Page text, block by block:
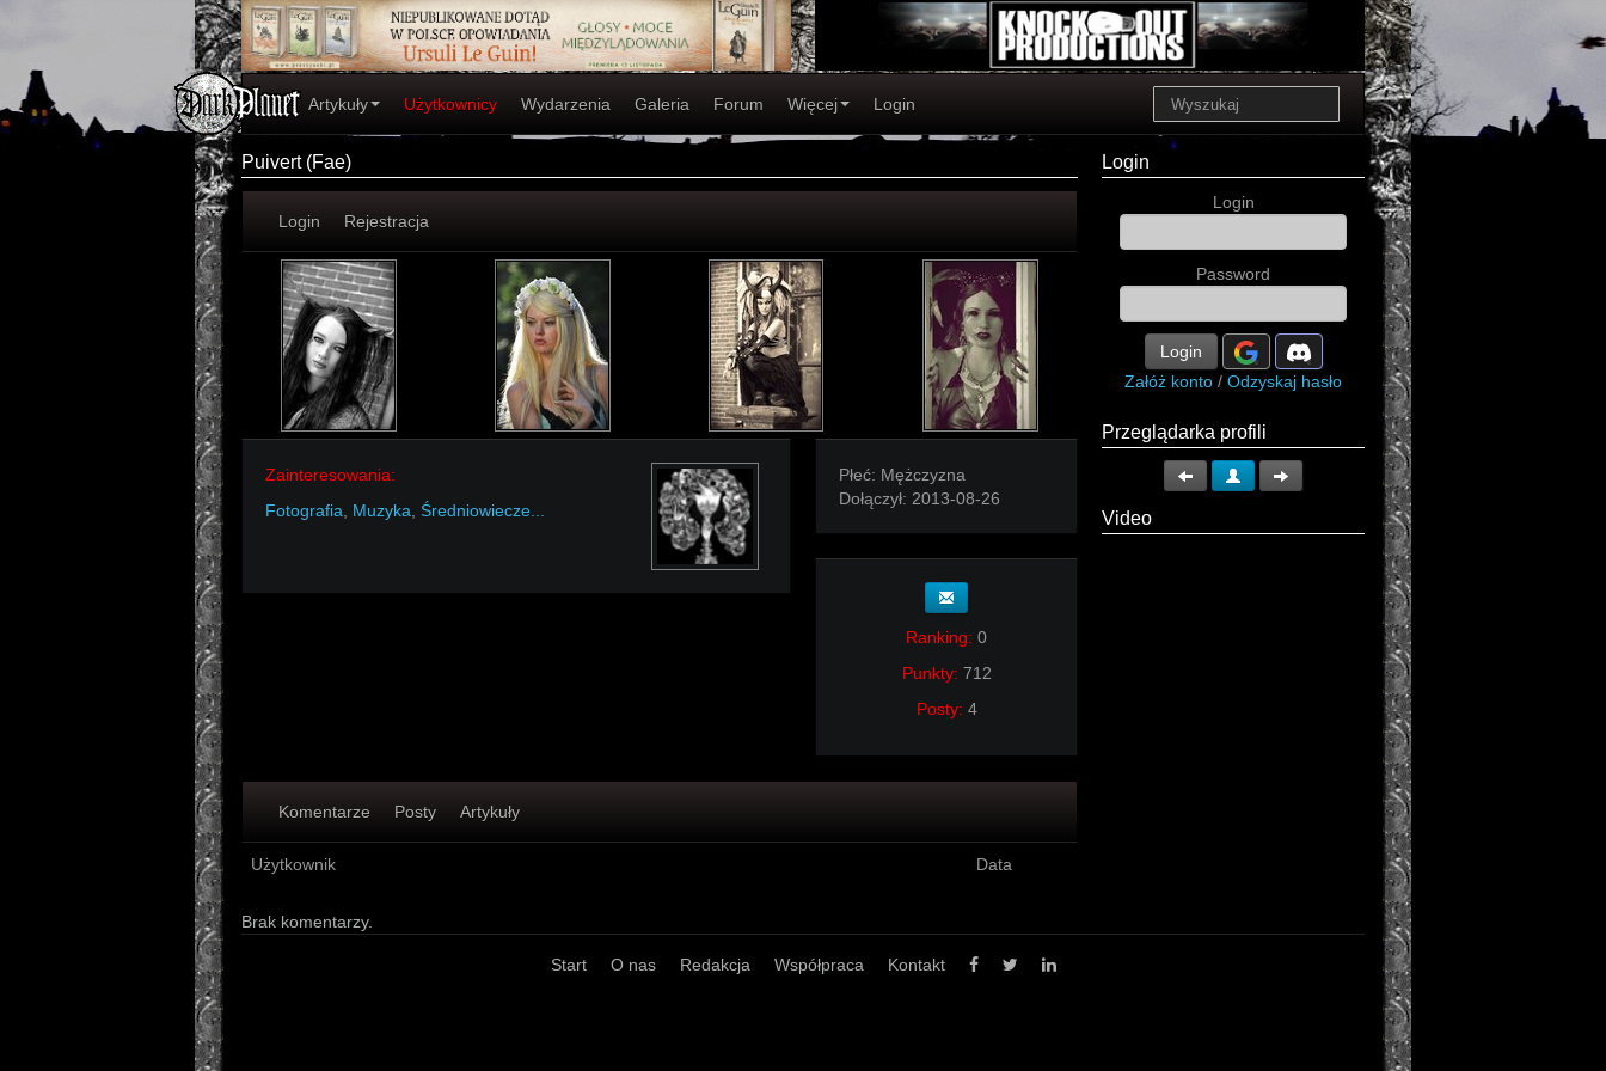
Artykuły Użytkownicy Wydarzenia Galeria Forum Więcej Login
Puivert (Fae)
Login Rejestracja
Zainteresowania:
Fotografia
Muzyka Średniowiecze...
Płeć: Mężczyzna
Dołączył: 2013-08-26
Ranking: 0
Punkty: 712
Posty: 4
Komentarze Posty Artykuły
Użytkownik Data
Brak komentarzy.
Login
Login
Password
Login
Załóż konto / Odzyskaj hasło
Przeglądarka profili
Video
Start O nas Redakcja Współpraca Kontakt